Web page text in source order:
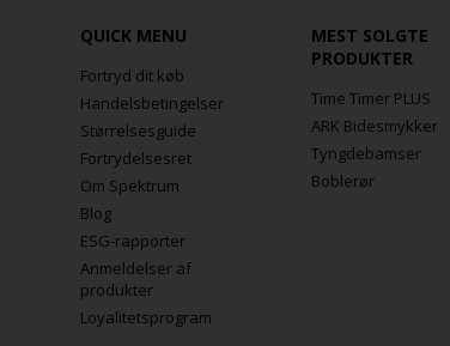
QUICK MENU
Fortryd dit køb
Handelsbetingelser
Størrelsesguide
Fortrydelsesret
Om Spektrum
Blog
ESG-rapporter
Anmeldelser af
produkter
Loyalitetsprogram
MEST SOLGTE
PRODUKTER
Time Timer PLUS
ARK Bidesmykker
Tyngdebamser
Boblerør